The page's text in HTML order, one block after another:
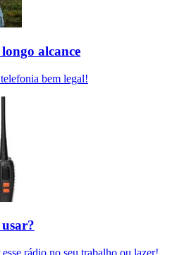
alcance
bem legal!
rádio no seu trabalho ou lazer!